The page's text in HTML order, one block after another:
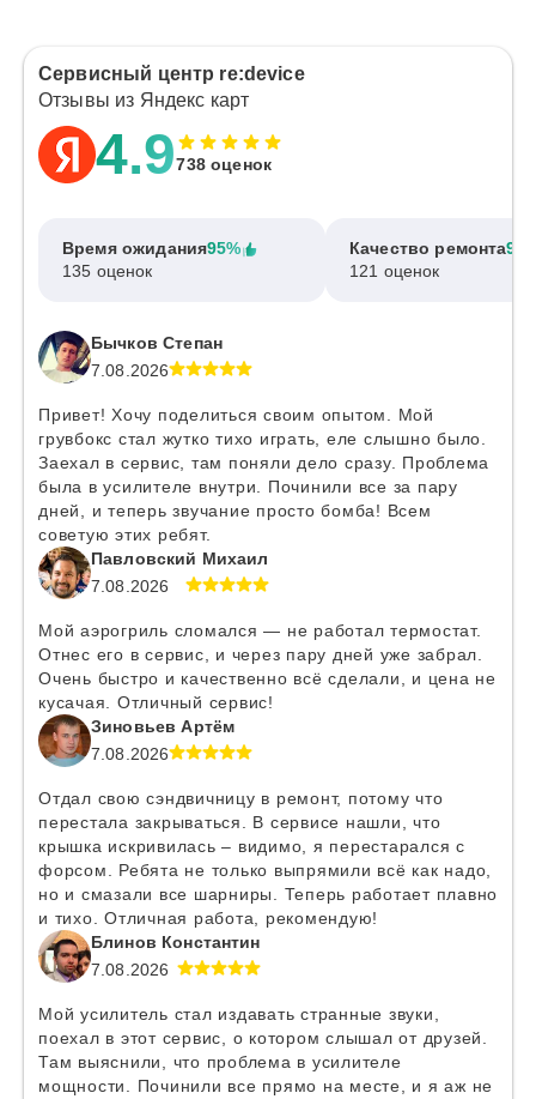
Сервисный центр re:device
Отзывы из Яндекс карт
4.9738 оценок
Время ожидания95%
135 оценок
Качество ремонта
121 оценок
Бычков Степан
7.08.2026
Привет! Хочу поделиться своим опытом. Мой
грувбокс стал жутко тихо играть, еле слышно было.
Заехал в сервис, там поняли дело сразу. Проблема
была в усилителе внутри. Починили все за пару
дней, и теперь звучание просто бомба! Всем
советую этих ребят.
Павловский Михаил
7.08.2026
Мой аэрогриль сломался — не работал термостат.
Отнес его в сервис, и через пару дней уже забрал.
Очень быстро и качественно всё сделали, и цена не
кусачая. Отличный сервис!
Зиновьев Артём
7.08.2026
Отдал свою сэндвичницу в ремонт, потому что
перестала закрываться. В сервисе нашли, что
крышка искривилась – видимо, я перестарался с
форсом. Ребята не только выпрямили всё как надо,
но и смазали все шарниры. Теперь работает плавно
и тихо. Отличная работа, рекомендую!
Блинов Константин
7.08.2026
Мой усилитель стал издавать странные звуки,
поехал в этот сервис, о котором слышал от друзей.
Там выяснили, что проблема в усилителе
мощности. Починили все прямо на месте, и я аж не